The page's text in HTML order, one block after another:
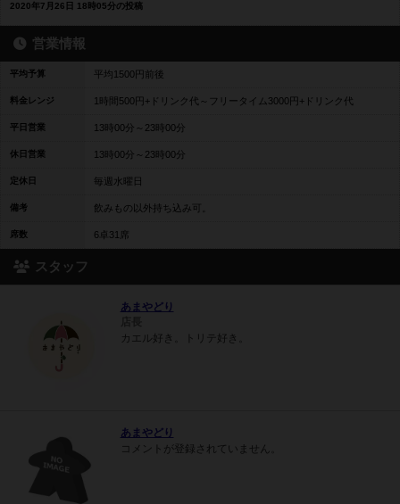
2020年7月26日 18時05分の投稿
営業情報
平均予算 平均1500円前後
料金レンジ 1時間500円+ドリンク代～フリータイム3000円+ドリンク代
平日営業 13時00分～23時00分
休日営業 13時00分～23時00分
定休日 毎週水曜日
備考 飲みもの以外持ち込み可。
席数 6卓31席
スタッフ
あまやどり
カエル好き。トリテ好き。
あまやどり
コメントが登録されていません。